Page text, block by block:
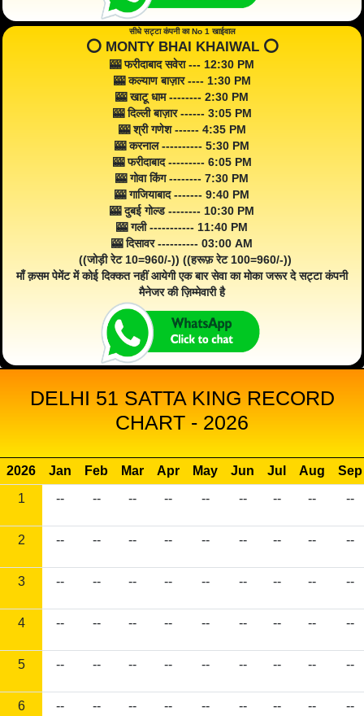
सीधे सट्टा कंपनी का No 1 खाईवाल
⭕️ MONTY BHAI KHAIWAL ⭕️
🎰 फरीदाबाद सवेरा --- 12:30 PM
🎰 कल्याण बाज़ार ---- 1:30 PM
🎰 खाटू धाम -------- 2:30 PM
🎰 दिल्ली बाज़ार ------ 3:05 PM
🎰 श्री गणेश ------ 4:35 PM
🎰 करनाल ---------- 5:30 PM
🎰 फरीदाबाद --------- 6:05 PM
🎰 गोवा किंग -------- 7:30 PM
🎰 गाजियाबाद ------- 9:40 PM
🎰 दुबई गोल्ड -------- 10:30 PM
🎰 गली ----------- 11:40 PM
🎰 दिसावर ---------- 03:00 AM
((जोड़ी रेट 10=960/-)) ((हरूफ़ रेट 100=960/-))
माँ क़सम पेमेंट में कोई दिक्कत नहीं आयेगी एक बार सेवा का मोका जरूर दे सट्टा कंपनी
मैनेजर की ज़िम्मेवारी है
DELHI 51 SATTA KING RECORD
CHART - 2026
2026 Jan Feb Mar Apr May Jun Jul Aug
Sep
1
-- -- -- -- -- -- -- -- --
2 -- -- -- -- -- -- -- -- --
3 -- -- -- -- -- -- -- -- --
4 -- -- -- -- -- -- -- -- --
5 -- -- -- -- -- -- -- -- --
6 -- -- -- -- -- -- -- -- --